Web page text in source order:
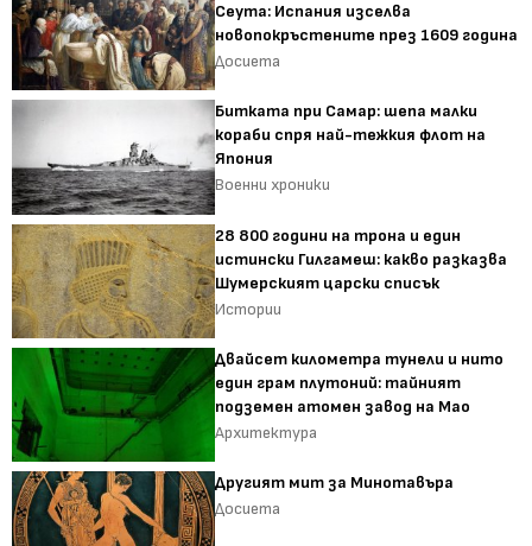
Сеута: Испания изселва
новопокръстените през 1609 година
Досиета
Битката при Самар: шепа малки
кораби спря най-тежкия флот на
Япония
Военни хроники
28 800 години на трона и един
истински Гилгамеш: какво разказва
Шумерският царски списък
Истории
Двайсет километра тунели и нито
един грам плутоний: тайният
подземен атомен завод на Мао
Архитектура
Другият мит за Минотавъра
Досиета